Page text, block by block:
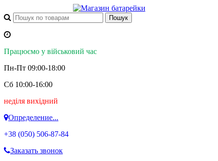
Працюємо у військовий час
Пн-Пт 09:00-18:00
Сб 10:00-16:00
неділя вихідний
Определение...
+38 (050) 506-87-84
Заказать звонок